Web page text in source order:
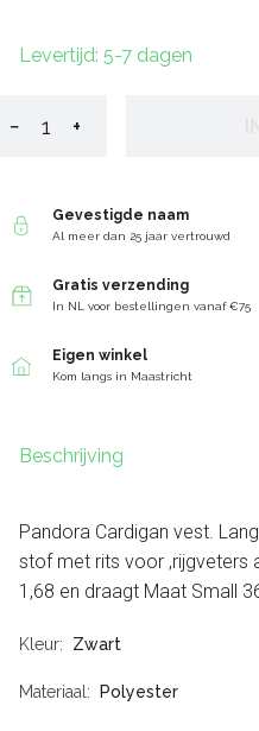
Levertijd: 5-7 dagen
− +
Gevestigde naam
Al meer dan 25 jaar vertrouwd
Gratis verzending
In NL voor bestellingen vanaf €75
Eigen winkel
Kom langs in Maastricht
Beschrijving
Pandora Cardigan vest.
stof met rits voor ,rijgveters
1,68 en draagt Maat Small
Kleur Zwart
Materiaal Polyester